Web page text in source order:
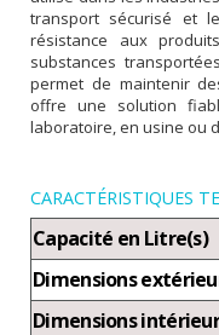
transport sécurisé et
résistance aux
substances
permet de maintenir
offre une solution
laboratoire, en usine ou
CARACTÉRISTIQUES
Capacité en Litre(s)
Dimensions
Dimensions